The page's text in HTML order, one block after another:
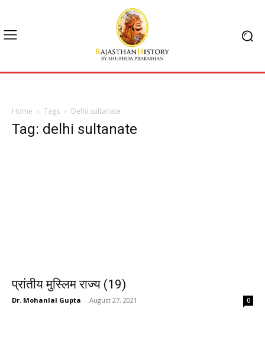
Home Tags Delhi sultanate
Tag: delhi sultanate
प्रांतीय मुस्लिम राज्य (19)
Dr. Mohanlal Gupta - August 27, 2021 0